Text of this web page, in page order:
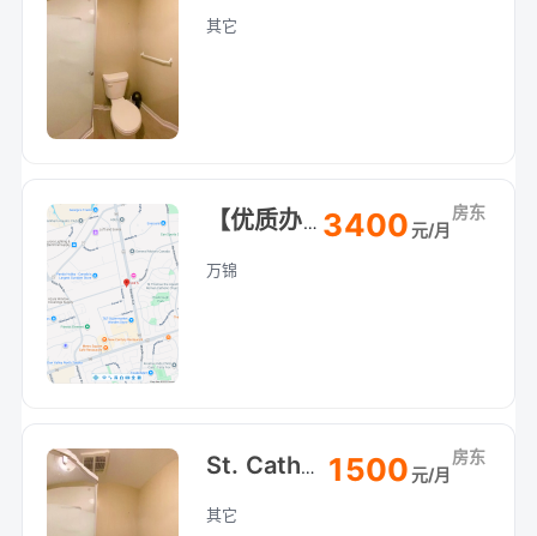
其它
【优质办公室出租 / For Lease】
万锦
3400元/月
房东
St. Catharines 圣凯瑟琳Pen附近House地下室整租：
其它
1500元/月
房东